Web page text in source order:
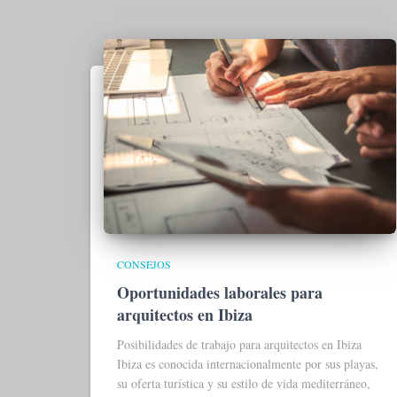
CONSEJOS
Oportunidades laborales para
arquitectos en Ibiza
Posibilidades de trabajo para arquitectos en Ibiza
Ibiza es conocida internacionalmente por sus playas,
su oferta turística y su estilo de vida mediterráneo,